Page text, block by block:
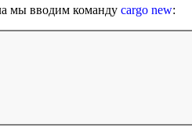
мы вводим команду cargo new: